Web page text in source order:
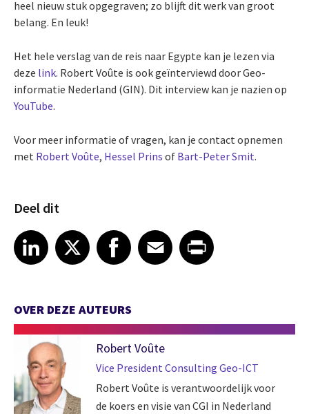
heel nieuw stuk opgegraven; zo blijft dit werk van groot
belang. En leuk!
Het hele verslag van de reis naar Egypte kan je lezen via
deze link. Robert Voûte is ook geïnterviewd door Geo-
informatie Nederland (GIN). Dit interview kan je nazien op
YouTube.
Voor meer informatie of vragen, kan je contact opnemen
met Robert Voûte, Hessel Prins of Bart-Peter Smit.
Deel dit
Share article on LinkedIn
LinkedIn
Share article on XShare article on Facebook
Facebook
Share article on Email
EmailShare article on Print
OVER DEZE AUTEURS
Robert Voûte
Vice President Consulting Geo-ICT
Robert Voûte is verantwoordelijk voor
de koers en visie van CGI in Nederland